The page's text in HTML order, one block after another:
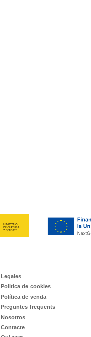
Legales
Politica de cookies
Política de venda
Preguntes freqüents
Nosotros
Contacte